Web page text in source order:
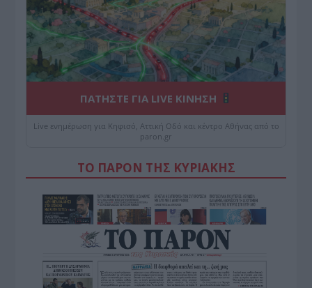
ΠΑΤΗΣΤΕ ΓΙΑ LIVE ΚΙΝΗΣΗ
Live ενημέρωση για Κηφισό, Αττική Οδό και κέντρο Αθήνας από το
paron.gr
ΤΟ ΠΑΡΟΝ ΤΗΣ ΚΥΡΙΑΚΗΣ